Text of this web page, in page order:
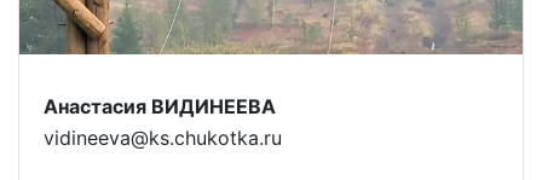
Анастасия ВИДИНЕЕВА
vidineeva@ks.chukotka.ru